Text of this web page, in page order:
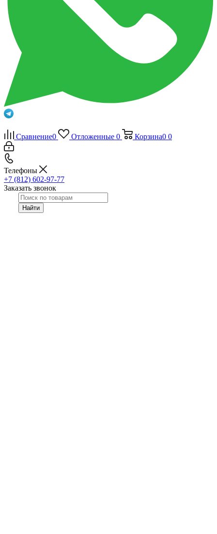
Сравнение0 Отложенные 0 Корзина0 0
Телефоны
+7 (812) 602-97-77
Заказать звонок
Найти